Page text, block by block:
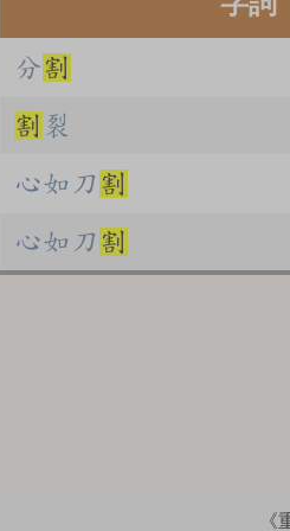
分割
割 裂
心如刀 割
心如刀 割